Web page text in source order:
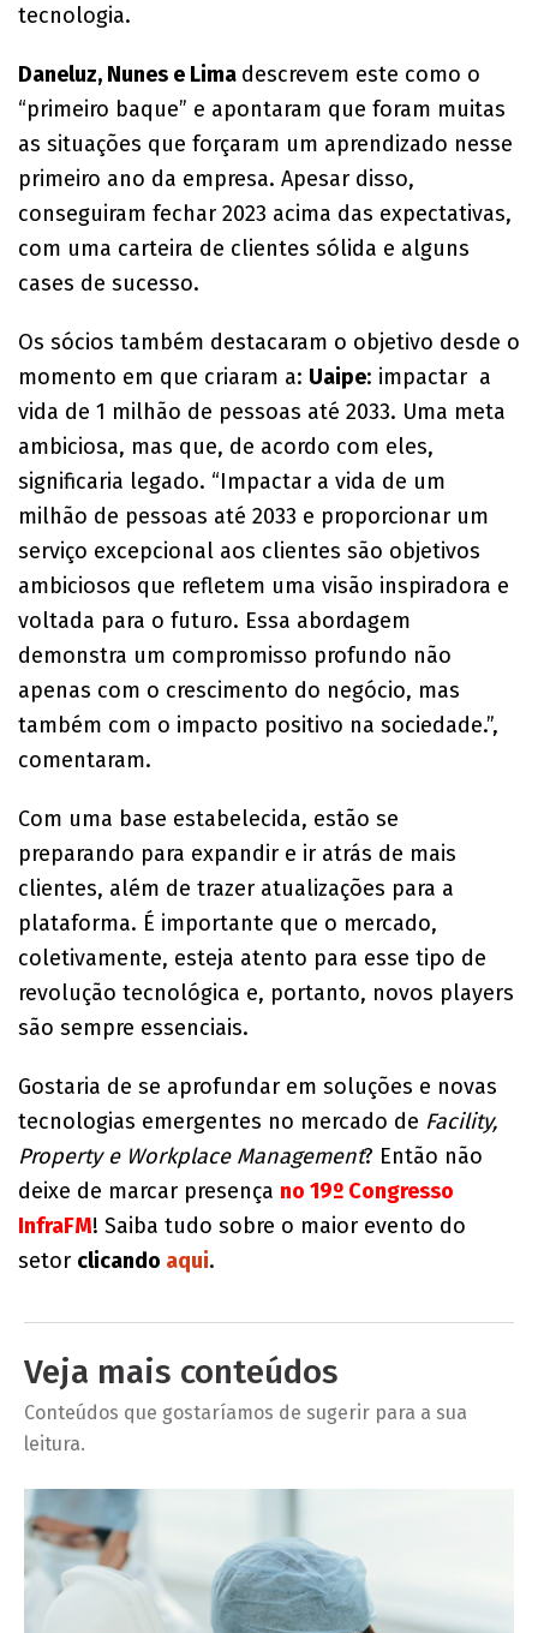
tecnologia.
Daneluz, Nunes e Lima descrevem este como o
“primeiro baque” e apontaram que foram muitas
as situações que forçaram um aprendizado nesse
primeiro ano da empresa. Apesar disso,
conseguiram fechar 2023 acima das expectativas,
com uma carteira de clientes sólida e alguns
cases de sucesso.
Os sócios também destacaram o objetivo desde o
momento em que criaram a: Uaipe: impactar a
vida de 1 milhão de pessoas até 2033. Uma meta
ambiciosa, mas que, de acordo com eles,
significaria legado. “Impactar a vida de um
milhão de pessoas até 2033 e proporcionar um
serviço excepcional aos clientes são objetivos
ambiciosos que refletem uma visão inspiradora e
voltada para o futuro. Essa abordagem
demonstra um compromisso profundo não
apenas com o crescimento do negócio, mas
também com o impacto positivo na sociedade.”,
comentaram.
Com uma base estabelecida, estão se
preparando para expandir e ir atrás de mais
clientes, além de trazer atualizações para a
plataforma. É importante que o mercado,
coletivamente, esteja atento para esse tipo de
revolução tecnológica e, portanto, novos players
são sempre essenciais.
Gostaria de se aprofundar em soluções e novas
tecnologias emergentes no mercado de Facility,
Property e Workplace Management? Então não
deixe de marcar presença no 19º Congresso
InfraFM! Saiba tudo sobre o maior evento do
setor clicando aqui.
Veja mais conteúdos
Conteúdos que gostaríamos de sugerir para a sua
leitura.